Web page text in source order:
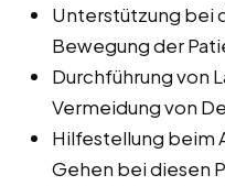
Unterstützung bei
Bewegung der
Durchführung von
Vermeidung von
Hilfestellung beim
Gehen bei diesen